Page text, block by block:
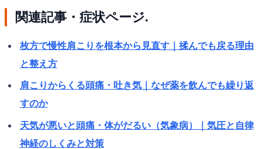
関連記事・症状ページ.
枚方で慢性肩こりを根本から見直す｜揉んでも戻る理由
と整え方
肩こりからくる頭痛・吐き気｜なぜ薬を飲んでも繰り返
すのか
天気が悪いと頭痛・体がだるい（気象病）｜気圧と自律
神経のしくみと対策